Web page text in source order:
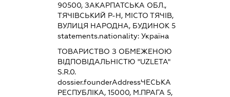
90500, ЗАКАРПАТСЬКА ОБЛ.,
ТЯЧІВСЬКИЙ Р-Н, МІСТО ТЯЧІВ,
ВУЛИЦЯ НАРОДНА, БУДИНОК 5
statements.nationality: Україна
ТОВАРИСТВО З ОБМЕЖЕНОЮ
ВІДПОВІДАЛЬНІСТЮ "UZLETA"
S.R.0.
dossier.founderAddressЧЕСЬКА
РЕСПУБЛІКА, 15000, М.ПРАГА 5,